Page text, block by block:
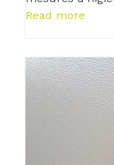
Read more